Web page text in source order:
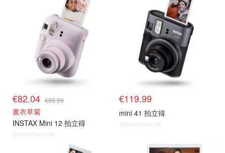
€82.04 €89.99
薰衣草紫
INSTAX Mini 12 拍立得
@dealmoon.de
€119.99
mini 41 拍立得
@dealmoon.de